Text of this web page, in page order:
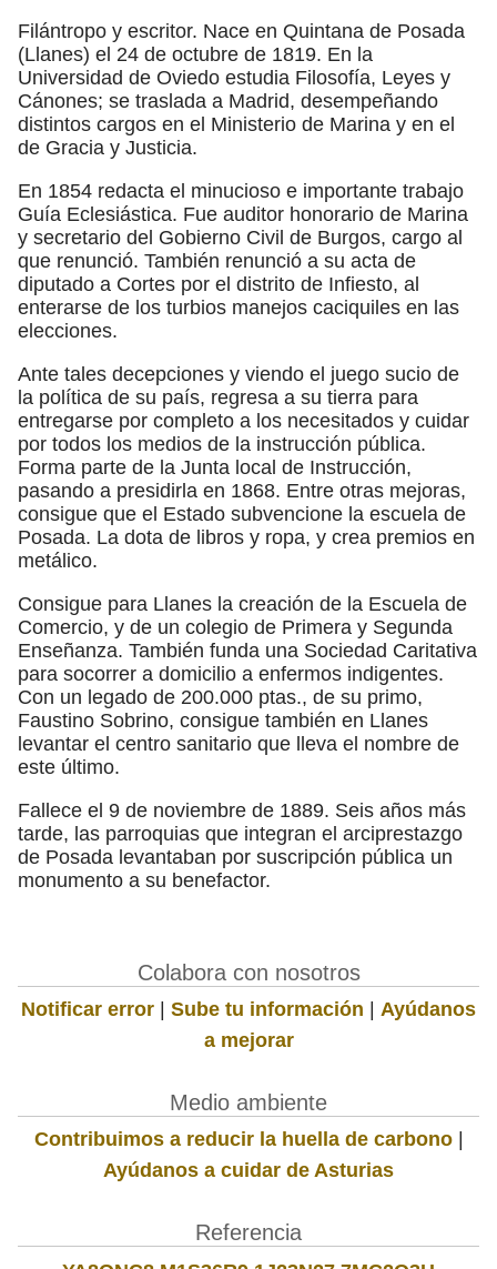
Filántropo y escritor. Nace en Quintana de Posada
(Llanes) el 24 de octubre de 1819. En la
Universidad de Oviedo estudia Filosofía, Leyes y
Cánones; se traslada a Madrid, desempeñando
distintos cargos en el Ministerio de Marina y en el
de Gracia y Justicia.
En 1854 redacta el minucioso e importante trabajo
Guía Eclesiástica. Fue auditor honorario de Marina
y secretario del Gobierno Civil de Burgos, cargo al
que renunció. También renunció a su acta de
diputado a Cortes por el distrito de Infiesto, al
enterarse de los turbios manejos caciquiles en las
elecciones.
Ante tales decepciones y viendo el juego sucio de
la política de su país, regresa a su tierra para
entregarse por completo a los necesitados y cuidar
por todos los medios de la instrucción pública.
Forma parte de la Junta local de Instrucción,
pasando a presidirla en 1868. Entre otras mejoras,
consigue que el Estado subvencione la escuela de
Posada. La dota de libros y ropa, y crea premios en
metálico.
Consigue para Llanes la creación de la Escuela de
Comercio, y de un colegio de Primera y Segunda
Enseñanza. También funda una Sociedad Caritativa
para socorrer a domicilio a enfermos indigentes.
Con un legado de 200.000 ptas., de su primo,
Faustino Sobrino, consigue también en Llanes
levantar el centro sanitario que lleva el nombre de
este último.
Fallece el 9 de noviembre de 1889. Seis años más
tarde, las parroquias que integran el arciprestazgo
de Posada levantaban por suscripción pública un
monumento a su benefactor.
Colabora con nosotros
Notificar error | Sube tu información | Ayúdanos
a mejorar
Medio ambiente
Contribuimos a reducir la huella de carbono|
Ayúdanos a cuidar de Asturias
Referencia